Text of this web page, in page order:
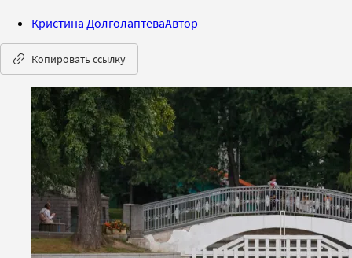
Кристина ДолголаптеваАвтор
Копировать ссылку